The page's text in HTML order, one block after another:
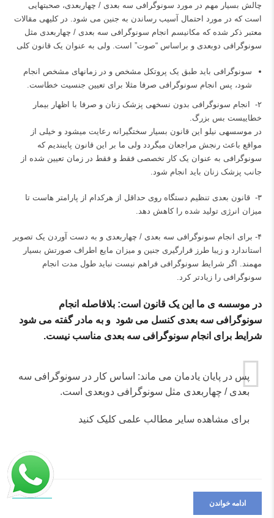
چالش بسیار مهم در مورد سونوگرافی سه بعدی / چهاربعدی، صحبت‎هایی
است که در مورد احتمال آسیب رساندن به جنین می شود. در کلیه‎ی مقالات
معتبر ذکر شده که مکانیسم انجام سونوگرافی سه بعدی / چهاربعدی مثل
سونوگرافی دوبعدی و ‌براساس “صوت” است. ولی به عنوان یک قانون کلی
سونوگرافی باید طبق یک پروتکل مشخص و‌ در زمان‎های مشخص انجام
شود، پس انجام سونوگرافی صرفا مثلا برای تعیین جنسیت خطاست.
۲- انجام سونوگرافی بدون نسخه‎ی پزشک ‌زنان و صرفا با اظهار بیمار
خطایی‎ست بس بزرگ.
در موسسه‎ی نیلو‌ این قانون ‌بسیار سخت‎گیرانه رعایت می‎شود و خیلی از
مواقع باعث‌ رنجش مراجعان می‎گردد ولی ما بر این قانون‌ پایبندیم که
سونوگرافی به عنوان یک کار تخصصی فقط و فقط در زمان تعیین شده از
جانب پزشک زنان باید انجام شود.
۳- قانون بعدی تنظیم دستگاه روی حداقل از هرکدام از پارامتر هاست تا
میزان انرژی تولید شده را کاهش دهد.
۴- برای انجام سونوگرافی سه بعدی / چهاربعدی و به دست آوردن یک تصویر
استاندارد و زیبا طرز قرارگیری جنین و میزان مایع اطراف صورتش بسیار
مهمند. اگر شرایط سونوگرافی فراهم نیست نباید طول مدت انجام
سونوگرافی را زیادتر کرد.
در موسسه ی ما این یک قانون است: بلافاصله انجام
سونوگرافی سه بعدی کنسل می شود و به مادر گفته می شود
شرایط برای انجام سونوگرافی سه بعدی مناسب نیست.
پس در پایان یادمان می ماند: اساس کار در سونوگرافی سه
بعدی / چهاربعدی مثل سونوگرافی دوبعدی است.
برای مشاهده سایر مطالب علمی کلیک کنید
ادامه خواندن